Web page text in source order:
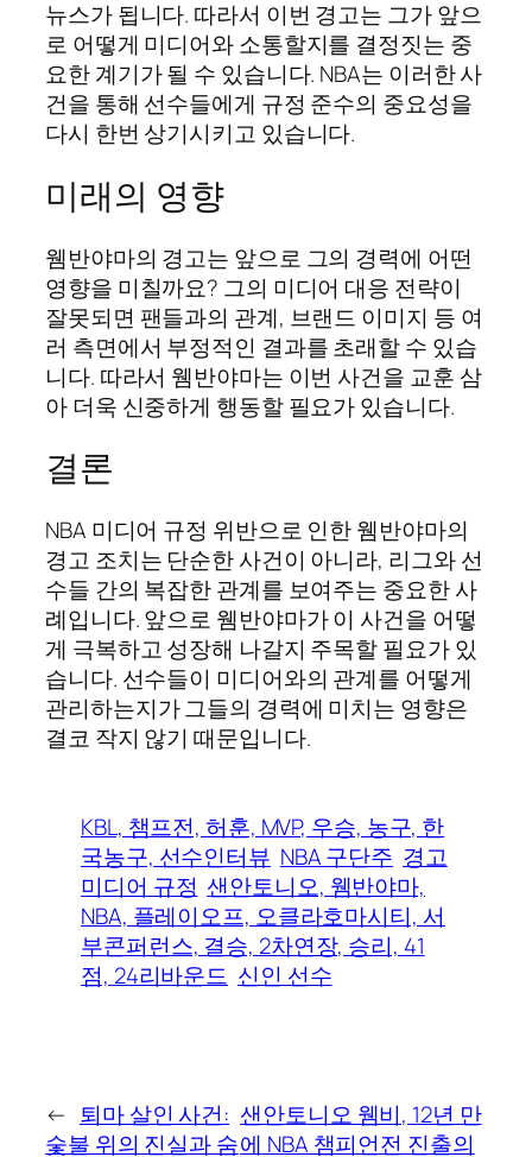
뉴스가 됩니다. 따라서 이번 경고는 그가 앞으
로 어떻게 미디어와 소통할지를 결정짓는 중
요한 계기가 될 수 있습니다. NBA는 이러한 사
건을 통해 선수들에게 규정 준수의 중요성을
다시 한번 상기시키고 있습니다.
미래의 영향
웸반야마의 경고는 앞으로 그의 경력에 어떤
영향을 미칠까요? 그의 미디어 대응 전략이
잘못되면 팬들과의 관계, 브랜드 이미지 등 여
러 측면에서 부정적인 결과를 초래할 수 있습
니다. 따라서 웸반야마는 이번 사건을 교훈 삼
아 더욱 신중하게 행동할 필요가 있습니다.
결론
NBA 미디어 규정 위반으로 인한 웸반야마의
경고 조치는 단순한 사건이 아니라, 리그와 선
수들 간의 복잡한 관계를 보여주는 중요한 사
례입니다. 앞으로 웸반야마가 이 사건을 어떻
게 극복하고 성장해 나갈지 주목할 필요가 있
습니다. 선수들이 미디어와의 관계를 어떻게
관리하는지가 그들의 경력에 미치는 영향은
결코 작지 않기 때문입니다.
KBL, 챔프전, 허훈, MVP, 우승, 농구, 한
국농구, 선수인터뷰 NBA 구단주 경고
미디어 규정 샌안토니오, 웸반야마,
NBA, 플레이오프, 오클라호마시티, 서
부콘퍼런스, 결승, 2차연장, 승리, 41
점, 24리바운드 신인 선수
← 퇴마 살인 사건:
숯불 위의 진실과 숨
샌안토니오 웸비, 12년 만
에 NBA 챔피언전 진출의